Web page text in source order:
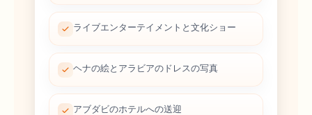
ライブエンターテイメントと文化ショー
ヘナの絵とアラビアのドレスの写真
アブダビのホテルへの送迎